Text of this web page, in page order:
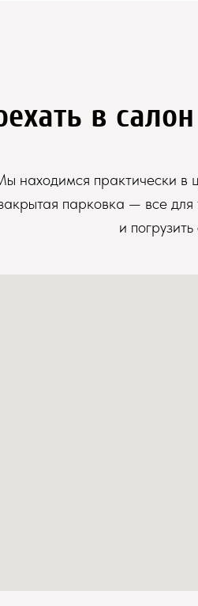
в
находимся практически в
парковка — все для
и